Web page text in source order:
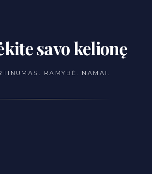
savo kelionę
RAMYBĖ. NAMAI.